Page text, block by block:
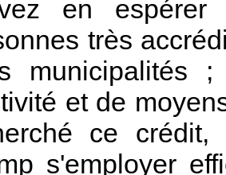
en
très
municipalités
et de
ce crédit,
s'employer